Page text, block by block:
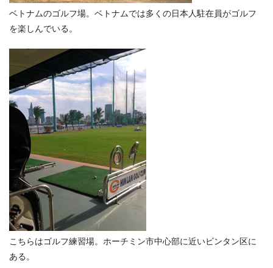
ベトナムのゴルフ場。ベトナムでは多くの日本人駐在員がゴルフ
を楽しんでいる。
こちらはゴルフ練習場。ホーチミン市中心部に近いビンタン区に
ある。